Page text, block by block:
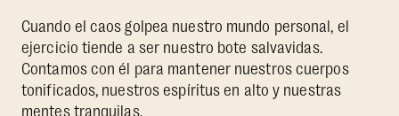
Cuando el caos golpea nuestro mundo personal, el
ejercicio tiende a ser nuestro bote salvavidas.
Contamos con él para mantener nuestros cuerpos
tonificados, nuestros espíritus en alto y nuestras
mentes tranquilas.